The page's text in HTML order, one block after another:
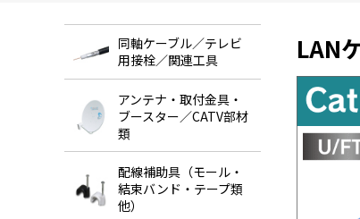
同軸ケーブル／テレビ
用接栓／関連工具
アンテナ・取付金具・
ブースター／CATV部材
類
配線補助具（モール・
結束バンド・テープ類
他）
LAN